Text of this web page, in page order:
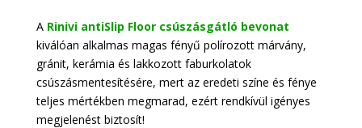
A Rinivi antiSlip Floor csúszásgátló bevonat
kiválóan alkalmas magas fényű polírozott márvány,
gránit, kerámia és lakkozott faburkolatok
csúszásmentesítésére, mert az eredeti színe és fénye
teljes mértékben megmarad, ezért rendkívül igényes
megjelenést biztosít!